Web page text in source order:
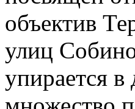
объектив
улиц
упирается в